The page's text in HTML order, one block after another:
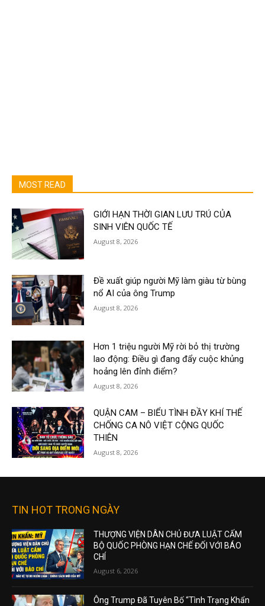
MOST READ
GIỚI HẠN THỜI GIAN LƯU TRÚ CỦA
SINH VIÊN QUỐC TẾ
August 8, 2026
Đề xuất giúp người Mỹ làm giàu từ bùng
nổ AI của ông Trump
August 8, 2026
Hơn 1 triệu người Mỹ rời bỏ thị trường
lao động: Điều gì đang đẩy cuộc khủng
hoảng lên đỉnh điểm?
August 8, 2026
QUẬN CAM – BIỂU TÌNH ĐẦY KHÍ THẾ
CHỐNG CA NÔ VIỆT CỘNG QUỐC
THIÊN
August 8, 2026
TIN HOT TRONG NGÀY
THƯỢNG VIỆN DÂN CHỦ ĐƯA LUẬT CẤM
BỘ QUỐC PHÒNG HẠN CHẾ ĐỐI VỚI BÁO
CHÍ
August 6, 2026
Ông Trump Đã Tuyên Bố “Tình Trạng Khẩn